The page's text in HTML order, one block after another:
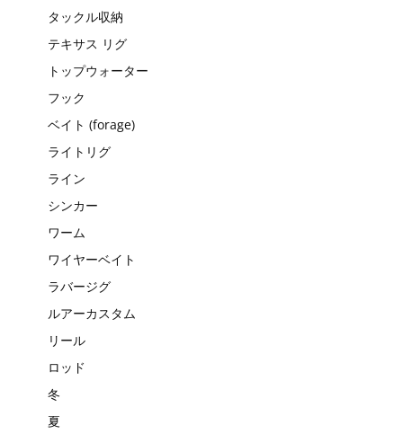
タックル収納
テキサス リグ
トップウォーター
フック
ベイト (forage)
ライトリグ
ライン
シンカー
ワーム
ワイヤーベイト
ラバージグ
ルアーカスタム
リール
ロッド
冬
夏